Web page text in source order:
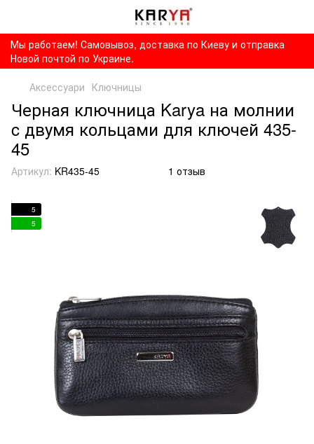
Мы работаем! Самовывоз, доставка по Киеву и отправка
Новой почтой по Украине.
Аксессуари Ключницы
Черная ключница Karya на молнии
c двумя кольцами для ключей 435-
45
Артикул: KR435-45 1 отзыв
5
5